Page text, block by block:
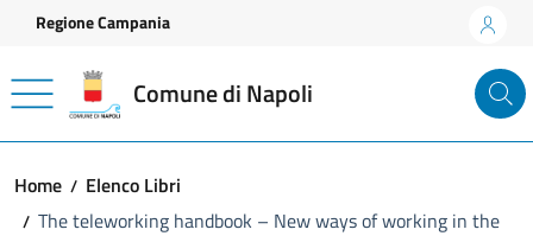
Vai ai contenuti
Vai al footer
Regione Campania
Comune di Napoli
Home
Elenco Libri
The teleworking handbook – New ways of working in the